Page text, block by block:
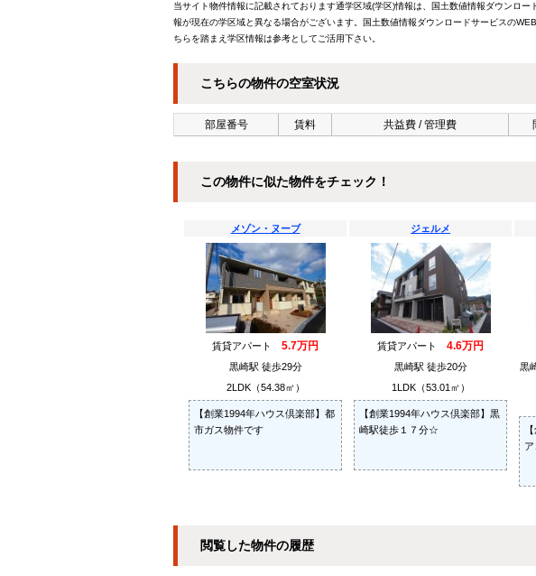
当サイト物件情報に記載されております通学区域(学区)情報は、国土数値情報ダウンロ
報が現在の学区域と異なる場合がございます。国土数値情報ダウンロードサービスの
ちらを踏まえ学区情報は参考としてご活用下さい。
こちらの物件の空室状況
部屋番号 賃料 共益費 / 管理費
この物件に似た物件をチェック！
メゾン・ヌーブ
賃貸アパート 5.7万円
黒崎駅 徒歩29分
2LDK（54.38㎡）
【創業1994年ハウス倶楽部】都
市ガス物件です
ジェルメ
賃貸アパート 4.6万円
黒崎駅 徒歩20分
1LDK（53.01㎡）
【創業1994年ハウス倶楽部】黒
崎駅徒歩１７分☆
黒
閲覧した物件の履歴